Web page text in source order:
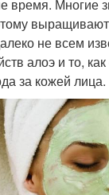
время. Многие
не всем
алоэ и то,
за кожей лица.